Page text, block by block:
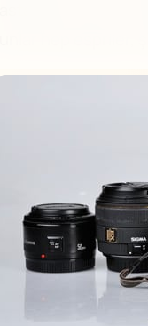
hastalıklar oluyor.